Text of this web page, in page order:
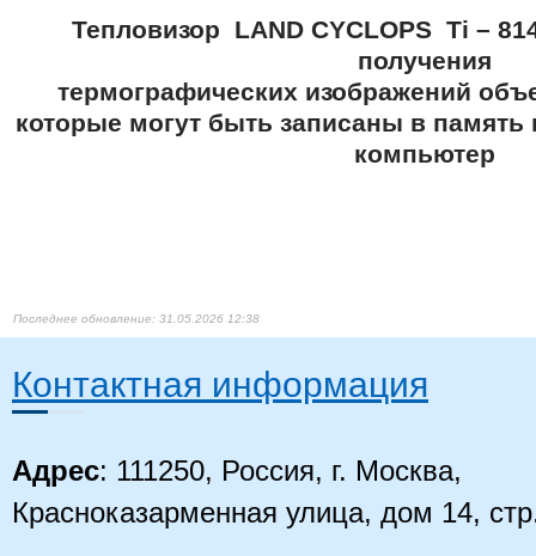
Тепловизор LAND CYCLOPS Ti –
получения
термографических изображений
которые могут быть записаны в
компьютер
31.05.2026 12:38
Контактная информация
Адрес: 111250, Россия, г. Москва,
Красноказарменная улица, дом 14,